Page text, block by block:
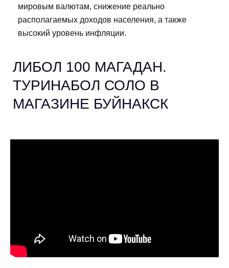
мировым валютам, снижение реально
располагаемых доходов населения, а также
высокий уровень инфляции.
ЛИБОЛ 100 МАГАДАН.
ТУРИНАБОЛ СОЛО В
МАГАЗИНЕ БУЙНАКСК